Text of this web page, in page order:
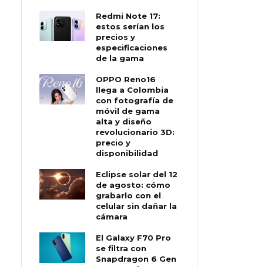
Redmi Note 17:
estos serían los
precios y
especificaciones
de la gama
OPPO Reno16
llega a Colombia
con fotografía de
móvil de gama
alta y diseño
revolucionario 3D:
precio y
disponibilidad
Eclipse solar del 12
de agosto: cómo
grabarlo con el
celular sin dañar la
cámara
El Galaxy F70 Pro
se filtra con
Snapdragon 6 Gen